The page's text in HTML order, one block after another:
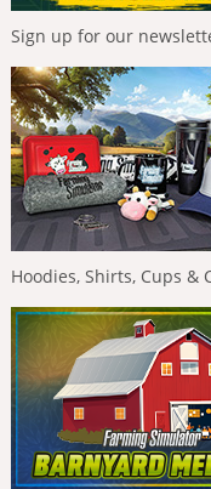
Sign up for our
Hoodies, Shirts, Cups &